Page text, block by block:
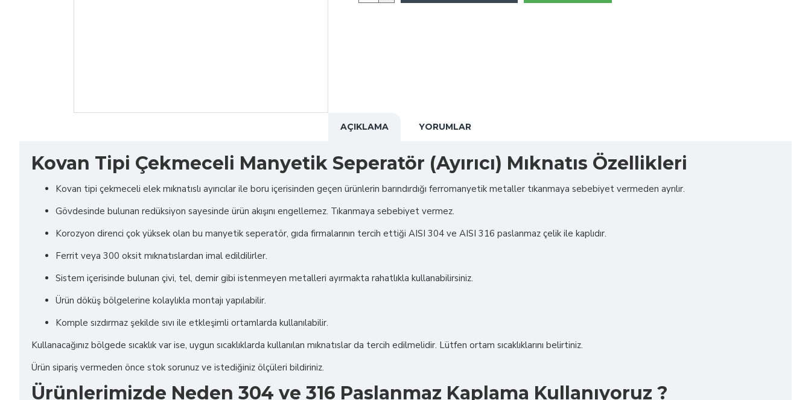
AÇIKLAMA YORUMLAR
Kovan Tipi Çekmeceli Manyetik Seperatör (Ayırıcı) Mıknatıs Özellikleri
Kovan tipi çekmeceli elek mıknatıslı ayırıcılar ile boru içerisinden geçen ürünlerin barındırdığı ferromanyetik metaller tıkanmaya sebebiyet vermeden ayrılır.
Gövdesinde bulunan redüksiyon sayesinde ürün akışını engellemez. Tıkanmaya sebebiyet vermez.
Korozyon direnci çok yüksek olan bu manyetik seperatör, gıda firmalarının tercih ettiği AISI 304 ve AISI 316 paslanmaz çelik ile kaplıdır.
Ferrit veya 300 oksit mıknatıslardan imal edildilirler.
Sistem içerisinde bulunan çivi, tel, demir gibi istenmeyen metalleri ayırmakta rahatlıkla kullanabilirsiniz.
Ürün döküş bölgelerine kolaylıkla montajı yapılabilir.
Komple sızdırmaz şekilde sıvı ile etkleşimli ortamlarda kullanılabilir.
Kullanacağınız bölgede sıcaklık var ise, uygun sıcaklıklarda kullanılan mıknatıslar da tercih edilmelidir. Lütfen ortam sıcaklıklarını belirtiniz.
Ürün sipariş vermeden önce stok sorunuz ve istediğiniz ölçüleri bildiriniz.
Ürünlerimizde Neden 304 ve 316 Paslanmaz Kaplama Kullanıyoruz ?